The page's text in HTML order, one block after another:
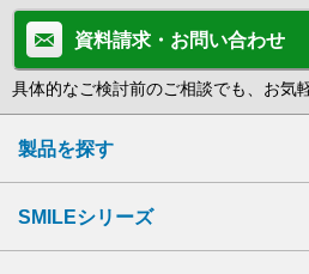
資料請求・お問い合わせ
具体的なご検討前のご相談でも、お気
製品を探す
SMILEシリーズ